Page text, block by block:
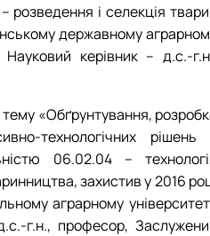
розведення і селекція
державному
керівник – д.с.-
«Обґрунтування,
технологічних рішень
06.02.04 –
захистив у 2016
аграрному
г.н., професор,